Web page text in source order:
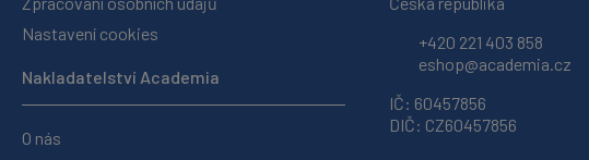
Nastavení cookies
Nakladatelství Academia
O nás
+420 221 403 858
eshop@academia.cz
IČ: 60457856
DIČ: CZ60457856